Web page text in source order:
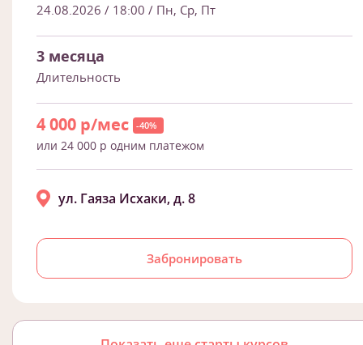
24.08.2026 / 18:00 / Пн, Ср, Пт
3 месяца
Длительность
4 000 р/мес -40%
или 24 000 р одним платежом
Забронировать
ул. Гаяза Исхаки, д. 8